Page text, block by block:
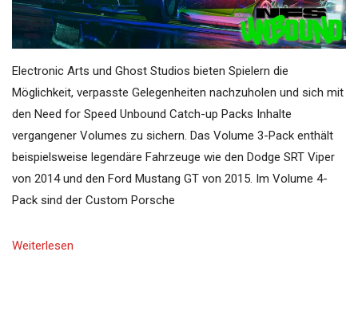
Electronic Arts und Ghost Studios bieten Spielern die
Möglichkeit, verpasste Gelegenheiten nachzuholen und sich mit
den Need for Speed Unbound Catch-up Packs Inhalte
vergangener Volumes zu sichern. Das Volume 3-Pack enthält
beispielsweise legendäre Fahrzeuge wie den Dodge SRT Viper
von 2014 und den Ford Mustang GT von 2015. Im Volume 4-
Pack sind der Custom Porsche
Weiterlesen